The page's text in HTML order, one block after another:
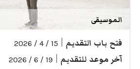
الموسيقى
فتح باب التقديم 15 / 4 / 2026
آخر موعد للتقديم 19 / 6 / 2026